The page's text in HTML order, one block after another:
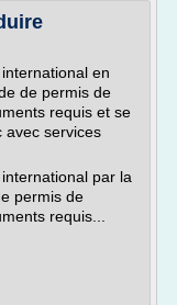
en
de permis de
requis et se
avec services
par la
permis de
requis...